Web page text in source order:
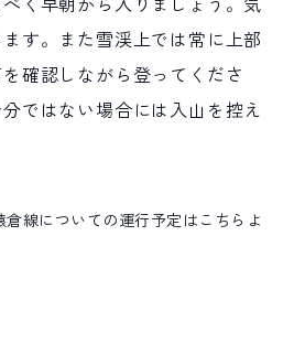
す。また雪渓上では常に上部
確認しながら登ってくださ
ではない場合には入山を控え
線についての運行予定はこちらよ